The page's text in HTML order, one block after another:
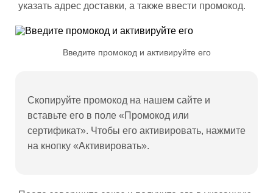
указать адрес доставки, а также ввести промокод.
Введите промокод и активируйте его
Скопируйте промокод на нашем сайте и
вставьте его в поле «Промокод или
сертификат». Чтобы его активировать, нажмите
на кнопку «Активировать».